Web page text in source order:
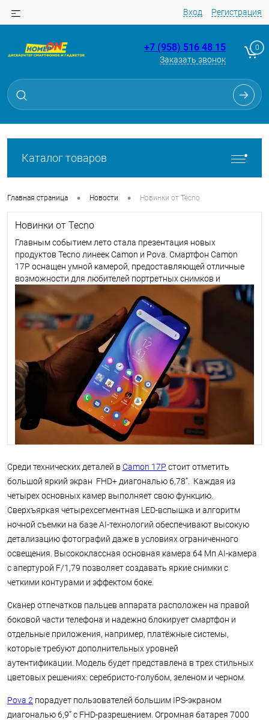
Вход Регистрация
+7 (958) 516 48 15
Заказать звонок
0
Каталог товаров
Главная страница • Новости • Новинки от Tecno
Новинки от Tecno
Главным событием лето стала презентация новых
продуктов Tecno линеек Camon и Pova. Смартфон Camon
17P оснащен умной камерой, предоставляющей отличные
возможности для любителей портретных снимков и
фотографии. Геймерский смартфон Pova 2 отличается
мощным аккумулятором, умной технологией
энергосбережения, а также коллаборацией с известной
игрой Free fire.
Среди технических деталей в Camon 17P стоит отметить
большой яркий экран FHD+ диагональю 6,78”. Каждая из
четырех основных камер выполняет свою функцию.
Сверхъяркая четырехсегментная LED-вспышка и алгоритм
ночной съемки на базе AI-технологий обеспечивают высокую
детализацию фотографий даже в условиях ограниченного
освещения. Высококлассная основная камера 64 Мп AI-камера
с апертурой F/1,79 позволяет создавать яркие снимки с
четкими контурами и эффектом боке.
Сканер отпечатков пальцев аппарата расположен на правой
боковой части телефона и надежно блокирует смартфон и
отдельные приложения, например, платёжные системы,
которые требуют дополнительных уровней
аутентификации. Модель будет представлена в трех стильных
цветовых решениях: серебристо-голубом, зеленом и черном.
Pova 2 порадует пользователей большим IPS-экраном
диагональю 6,9” с FHD-разрешением. Огромная батарея 7000